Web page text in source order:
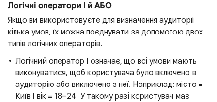
Логічні оператори І й АБО
Якщо ви використовуєте для визначення аудиторії
кілька умов, їх можна поєднувати за допомогою двох
типів логічних операторів.
Логічний оператор І означає, що всі умови мають
виконуватися, щоб користувача було включено в
аудиторію або виключено з неї. Наприклад: місто =
Київ І вік = 18–24. У такому разі користувач має